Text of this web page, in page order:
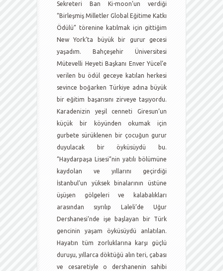
Sekreteri Ban Ki-moon’un verdiği
“Birleşmiş Milletler Global Eğitime Katkı
Ödülü” törenine katılmak için gittiğim
New York’ta büyük bir gurur gecesi
yaşadım. Bahçeşehir Üniversitesi
Mütevelli Heyeti Başkanı Enver Yücel’e
verilen bu ödül geceye katılan herkesi
sevince boğarken Türkiye adına büyük
bir eğitim başarısını zirveye taşıyordu.
Karadenizin yeşil cenneti Giresun’un
küçük bir köyünden okumak için
gurbete sürüklenen bir çocuğun gurur
duyulacak bir öyküsüydü bu.
“Haydarpaşa Lisesi”nin yatılı bölümüne
kaydolan ve yıllarını geçirdiği
İstanbul’un yüksek binalarının üstüne
üşüşen gölgeleri ve kalabalıkları
arasından sıyrılıp Laleli’de Uğur
Dershanesi’nde işe başlayan bir Türk
gencinin yaşam öyküsüydü anlatılan.
Hayatın tüm zorluklarına karşı güçlü
duruşu, yıllarca döktüğü alın teri, çabası
ve cesaretiyle o dershanenin sahibi